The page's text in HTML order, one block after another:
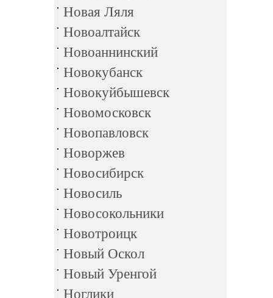
Новая Ляля
Новоалтайск
Новоаннинский
Новокубанск
Новокуйбышевск
Новомосковск
Новопавловск
Новоржев
Новосибирск
Новосиль
Новосокольники
Новотроицк
Новый Оскол
Новый Уренгой
Ноглики